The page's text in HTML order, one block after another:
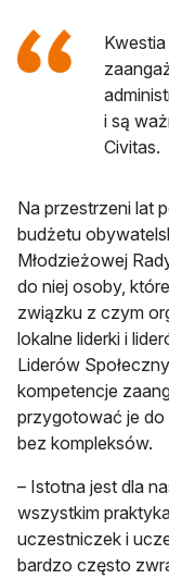
i są
Civitas.
Na przestrzeni lat
budżetu
Młodzieżowej
do niej osoby,
związku z czym
lokalne liderki i
Liderów
kompetencje
przygotować je do
bez kompleksów.
– Istotna jest dla
wszystkim
uczestniczek i
bardzo często